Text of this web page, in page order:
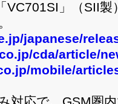
VC701SI」（SII
japanese/
cda/article/
mobile/